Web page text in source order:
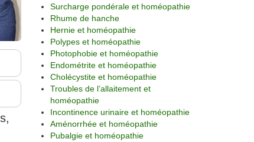
Surcharge pondérale et homéopathie
Rhume de hanche
Hernie et homéopathie
Polypes et homéopathie
Photophobie et homéopathie
Endométrite et homéopathie
Cholécystite et homéopathie
Troubles de l’allaitement et
homéopathie
Incontinence urinaire et homéopathie
Aménorrhée et homéopathie
Pubalgie et homéopathie